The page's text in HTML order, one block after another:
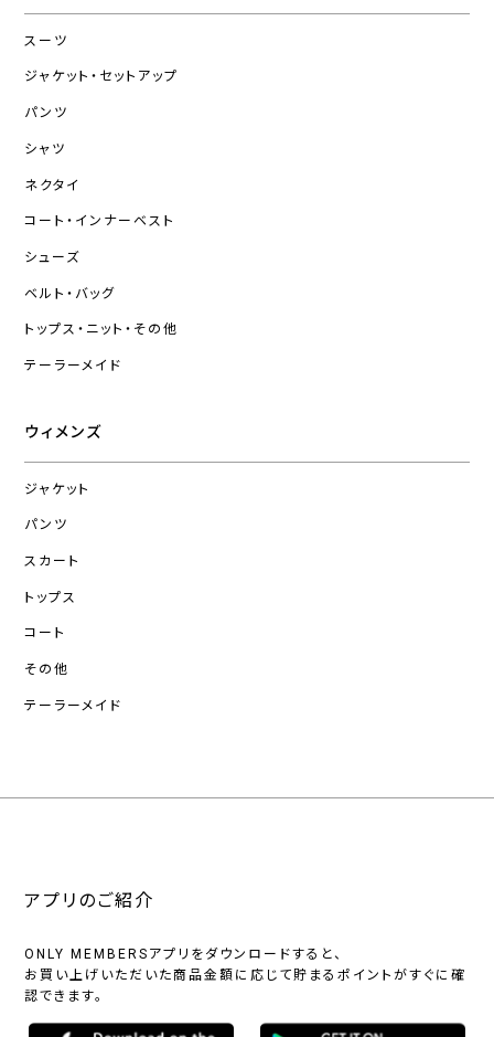
スーツ
ジャケット・セットアップ
パンツ
シャツ
ネクタイ
コート・インナーベスト
シューズ
ベルト・バッグ
トップス・ニット・その他
テーラーメイド
ウィメンズ
ジャケット
パンツ
スカート
トップス
コート
その他
テーラーメイド
アプリのご紹介
ONLY MEMBERSアプリをダウンロードすると、
お買い上げいただいた商品金額に応じて貯まるポイントがすぐに確
認できます。